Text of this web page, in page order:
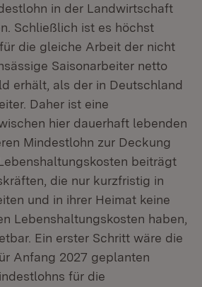
in der Landwirtschaft
Schließlich ist es höchst
die gleiche Arbeit der nicht
Saisonarbeiter netto
erhält, als der in Deutschland
Daher ist eine
hier dauerhaft lebenden
Mindestlohn zur Deckung
beiträgt
die nur kurzfristig in
und in ihrer Heimat keine
Lebenshaltungskosten haben,
Ein erster Schritt wäre die
Anfang 2027 geplanten
für die